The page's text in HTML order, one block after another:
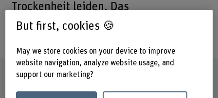
Trockenheit leiden. Das
Forschungsteam der HAFL untersucht
Factsheet
But first, cookies 🍪
May we store cookies on your device to improve
website navigation, analyze website usage, and
support our marketing?